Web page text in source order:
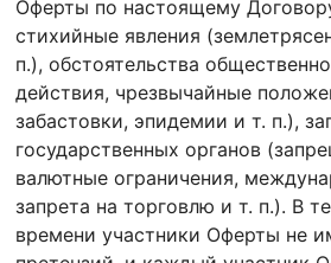
Оферты по настоящему
стихийные явления
п.), обстоятельства
действия, чрезвычайные
забастовки, эпидемии и т. п.),
государственных органов
валютные ограничения,
запрета на торговлю и т. п.). В
времени участники Оферты не